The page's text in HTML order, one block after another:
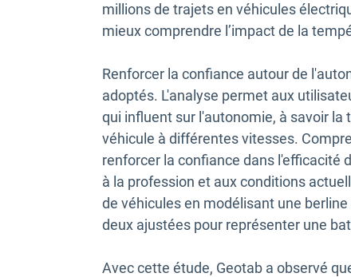
millions de trajets en véhicules
mieux comprendre l’impact de la
Renforcer la confiance autour de
adoptés. L'analyse permet aux
qui influent sur l'autonomie, à savoir
véhicule à différentes vitesses.
renforcer la confiance dans l'efficacité
à la profession et aux conditions
de véhicules en modélisant une
deux ajustées pour représenter une
Avec cette étude, Geotab a observé